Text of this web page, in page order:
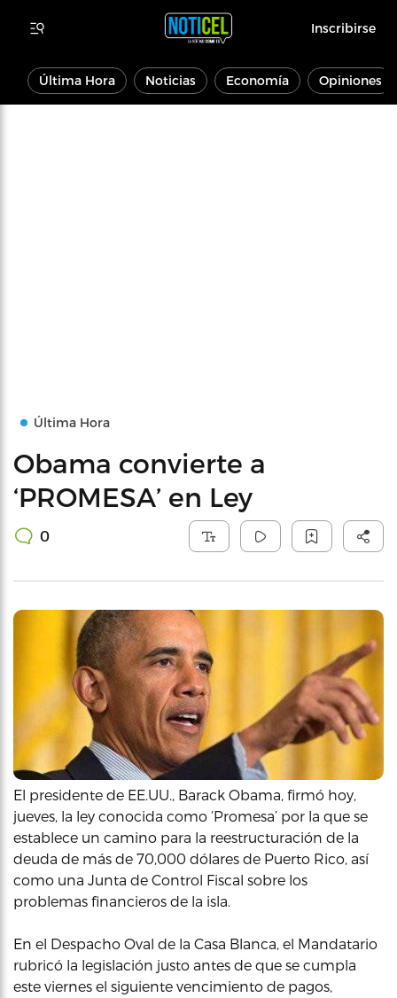
Inscribirse
Última Hora Noticias Economía Opiniones
Última Hora
Obama convierte a
‘PROMESA’ en Ley
0
El presidente de EE.UU., Barack Obama, firmó hoy,
jueves, la ley conocida como ‘Promesa’ por la que se
establece un camino para la reestructuración de la
deuda de más de 70,000 dólares de Puerto Rico, así
como una Junta de Control Fiscal sobre los
problemas financieros de la isla.
En el Despacho Oval de la Casa Blanca, el Mandatario
rubricó la legislación justo antes de que se cumpla
este viernes el siguiente vencimiento de pagos,